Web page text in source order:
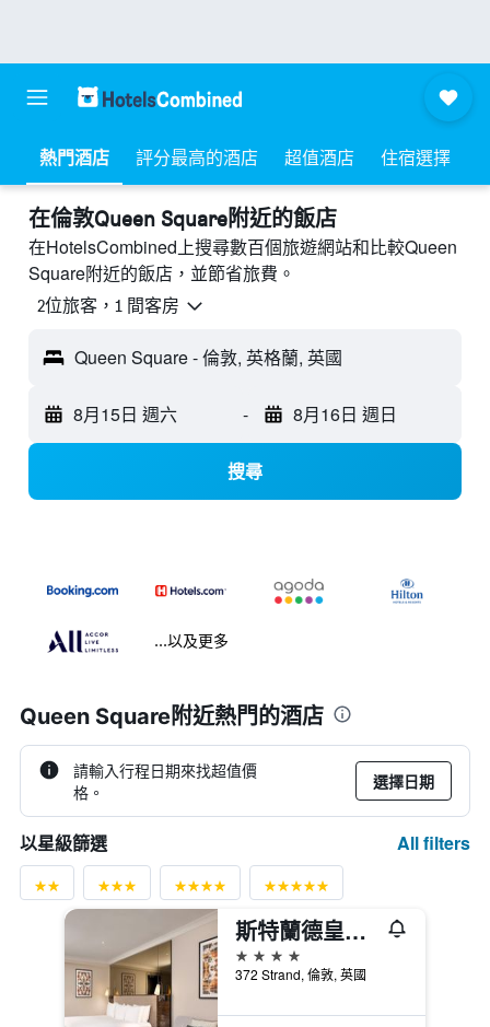
熱門酒店 評分最高的酒店 超值酒店 住宿選擇
​在倫敦Queen Square附近​的飯店
在HotelsCombined上搜尋數百個旅遊網站和比較Queen
Square附近的飯店，並節省旅費。
2位旅客，1 間客房
Queen Square - 倫敦, 英格蘭, 英國
8月15日 週六 - 8月16日 週日
搜尋
...以及更多
Queen Square附近熱門的酒店
請輸入行程日期來找超值價
格。
選擇日期
以星級篩選 All filters
斯特蘭德皇宫飯店
4星級
372 Strand, 倫敦, 英國